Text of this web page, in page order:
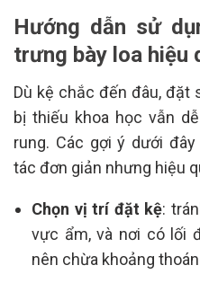
Hướng dẫn sử
trưng bày loa hiệu
Dù kệ chắc đến đâu, đặt
bị thiếu khoa học vẫn
rung. Các gợi ý dưới
tác đơn giản nhưng hiệu
Chọn vị trí đặt kệ:
vực ẩm, và nơi có lối
nên chừa khoảng